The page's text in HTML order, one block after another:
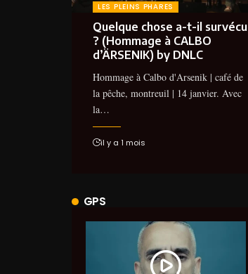
LES PLEINS PHARES
Quelque chose a-t-il survécu
? (Hommage à CALBO
d’‪ÄRSENIK‬) by DNLC
Hommage à Calbo d'Arsenik | café de
la pêche, montreuil | 14 janvier. Avec
la…
il y a 1 mois
GPS